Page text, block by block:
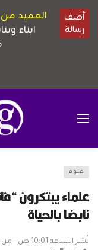
علوم
علماء يبتكرون
نابضا بالحياة
نُشر الساعة 10:01 ص - من يوم الأربعاء 22 أكتوبر / تشرين الأول 2025